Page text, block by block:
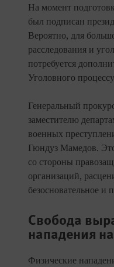
На момент
был подписан
Вероятно, для
расследования и
потребуется
Уголовного
Генеральный
заместителю
военных
Гюндуз Мамедов.
со стороны
организаций,
безосновательное и
Свобода
нападения
Физические